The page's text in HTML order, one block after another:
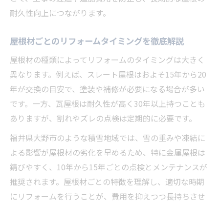
耐久性向上につながります。
屋根材ごとのリフォームタイミングを徹底解説
屋根材の種類によってリフォームのタイミングは大きく
異なります。例えば、スレート屋根はおよそ15年から20
年が交換の目安で、塗装や補修が必要になる場合が多い
です。一方、瓦屋根は耐久性が高く30年以上持つことも
ありますが、割れやズレの点検は定期的に必要です。
福井県大野市のような積雪地域では、雪の重みや凍結に
よる影響が屋根材の劣化を早めるため、特に金属屋根は
錆びやすく、10年から15年ごとの点検とメンテナンスが
推奨されます。屋根材ごとの特徴を理解し、適切な時期
にリフォームを行うことが、費用を抑えつつ長持ちさせ